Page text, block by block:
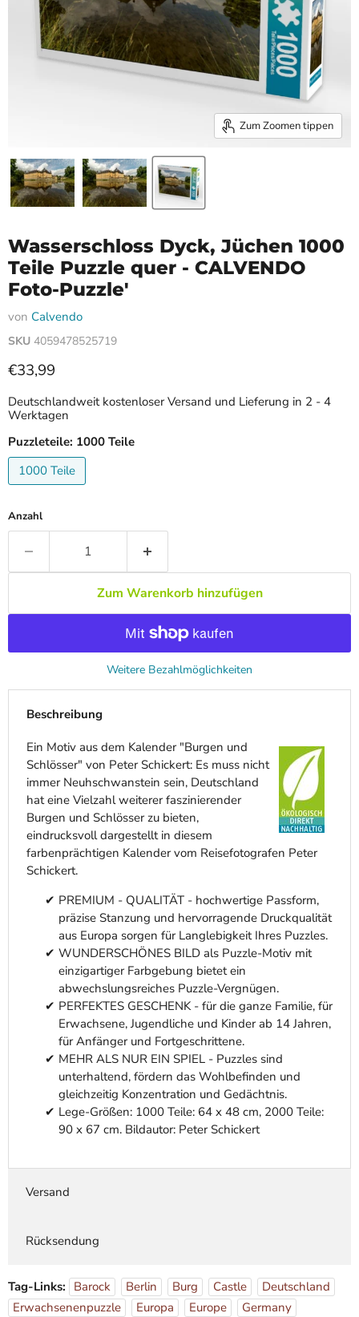
Zum Zoomen tippen
Wasserschloss Dyck, Jüchen 1000
Teile Puzzle quer - CALVENDO
Foto-Puzzle'
von Calvendo
SKU 4059478525719
Aktueller Preis
€33,99
Deutschlandweit kostenloser Versand und Lieferung in 2 - 4
Werktagen
Puzzleteile: 1000 Teile
1000 Teile
Anzahl
Zum Warenkorb hinzufügen
Weitere Bezahlmöglichkeiten
Beschreibung
Ein Motiv aus dem Kalender "Burgen und
Schlösser" von Peter Schickert: Es muss nicht
immer Neuhschwanstein sein, Deutschland
hat eine Vielzahl weiterer faszinierender
Burgen und Schlösser zu bieten,
eindrucksvoll dargestellt in diesem
farbenprächtigen Kalender vom Reisefotografen Peter
Schickert.
PREMIUM - QUALITÄT - hochwertige Passform,
präzise Stanzung und hervorragende Druckqualität
aus Europa sorgen für Langlebigkeit Ihres Puzzles.
WUNDERSCHÖNES BILD als Puzzle-Motiv mit
einzigartiger Farbgebung bietet ein
abwechslungsreiches Puzzle-Vergnügen.
PERFEKTES GESCHENK - für die ganze Familie, für
Erwachsene, Jugendliche und Kinder ab 14 Jahren,
für Anfänger und Fortgeschrittene.
MEHR ALS NUR EIN SPIEL - Puzzles sind
unterhaltend, fördern das Wohlbefinden und
gleichzeitig Konzentration und Gedächtnis.
Lege-Größen: 1000 Teile: 64 x 48 cm, 2000 Teile:
90 x 67 cm. Bildautor: Peter Schickert
Versand
Rücksendung
Tag-Links: Barock Berlin Burg Castle
Deutschland
Erwachsenenpuzzle
Europa Europe
Germany